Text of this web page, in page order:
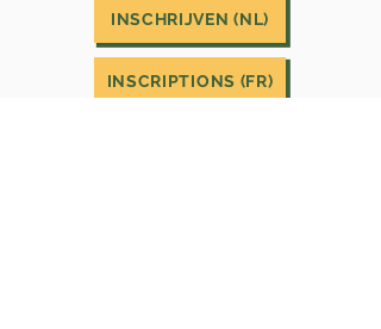
INSCHRIJVEN (NL)
INSCRIPTIONS (FR)